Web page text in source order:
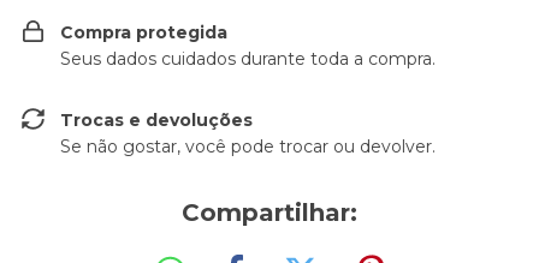
Compra protegida
Seus dados cuidados durante toda a compra.
Trocas e devoluções
Se não gostar, você pode trocar ou devolver.
Compartilhar: